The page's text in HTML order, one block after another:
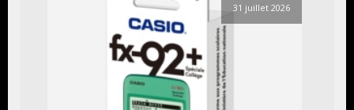
31 juillet 2026